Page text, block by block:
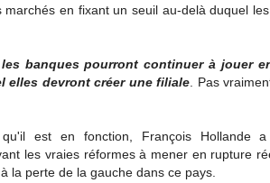
en fixant un seuil au-delà duquel
banques pourront continuer à jouer
elles devront créer une filiale . Pas
est en fonction, François Hollande
les vraies réformes à mener en rupture
la perte de la gauche dans ce pays.